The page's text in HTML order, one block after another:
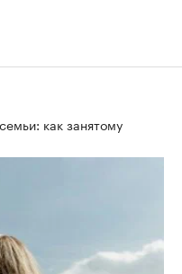
как занятому